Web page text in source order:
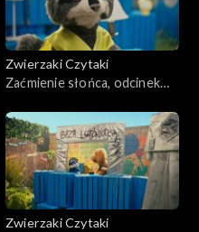
Zwierzaki Czytaki
Zaćmienie słońca, odcinek
Zwierzaki Czytaki